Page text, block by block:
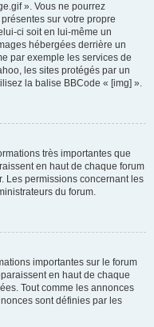
». Vous ne pourrez
sur votre propre
ci soit en lui-même un
hébergées derrière un
par exemple les services de
les sites protégés par un
la balise BBCode « [img] ».
très importantes que
en haut de chaque forum
Les permissions concernant les
du forum.
importantes sur le forum
en haut de chaque
Tout comme les annonces
sont définies par les